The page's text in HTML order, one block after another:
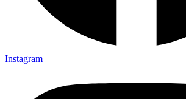
Instagram